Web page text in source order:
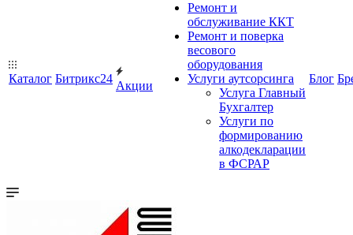
Каталог Битрикс24
Акции
Ремонт и
обслуживание ККТ
Ремонт и поверка
весового
оборудования
Услуги аутсорсинга
Услуга Главный
Бухгалтер
Услуги по
формированию
алкодекларации
в ФСРАР
Блог